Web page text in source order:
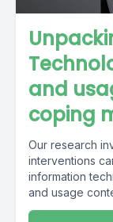
and
coping
Our research
interventions
information
and usage